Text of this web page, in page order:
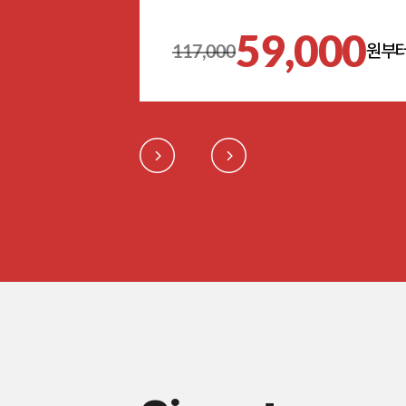
117,00059,000원부터